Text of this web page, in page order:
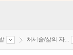
처세술/삶의 자...